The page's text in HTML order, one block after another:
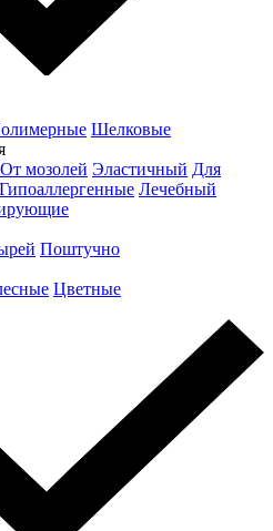
Шелковые
От мозолей Эластичный Для
Гипоаллергенные Лечебный
Поштучно
Цветные